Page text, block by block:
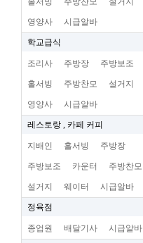
영양사 시급알바
학교급식
조리사 주방장 주방보조
홀서빙 주방찬모 설거지
영양사 시급알바
레스토랑 , 카페 커피
지배인 홀서빙 주방장
주방보조 카운터 주방찬모
설거지 웨이터 시급알바
정육점
종업원 배달기사 시급알바